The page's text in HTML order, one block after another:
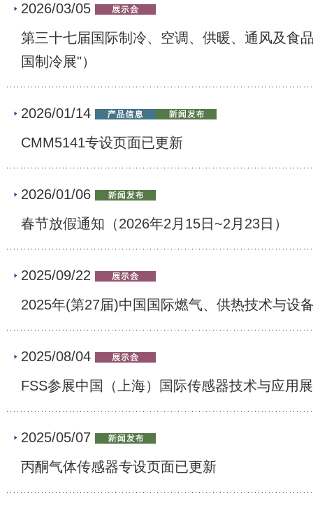
2026/03/05
第三十七届国际制冷、空调、供暖、通风及食
国制冷展"）
2026/01/14
CMM5141专设页面已更新
2026/01/06
春节放假通知（2026年2月15日~2月23日）
2025/09/22
2025年(第27届)中国国际燃气、供热技术与设
2025/08/04
FSS参展中国（上海）国际传感器技术与应用
2025/05/07
丙酮气体传感器专设页面已更新